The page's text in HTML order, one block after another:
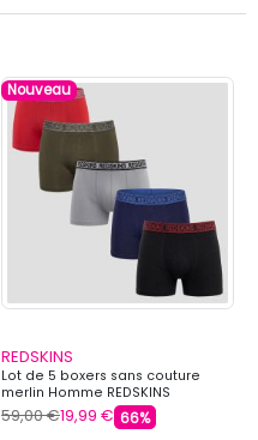
Nouveau
REDSKINS
Lot de 5 boxers sans couture
merlin Homme REDSKINS
59,00 €19,99 € 66%